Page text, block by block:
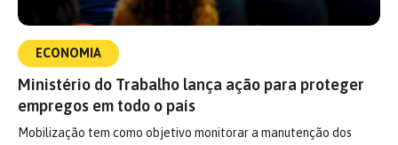
ECONOMIA
Ministério do Trabalho lança ação para proteger
empregos em todo o país
Mobilização tem como objetivo monitorar a manutenção dos